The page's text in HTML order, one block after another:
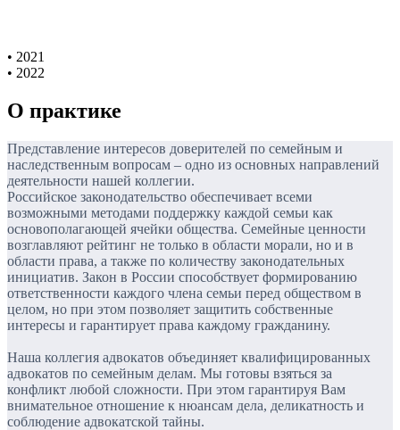
• 2021
• 2022
О практике
Представление интересов доверителей по семейным и
наследственным вопросам – одно из основных направлений
деятельности нашей коллегии.
Российское законодательство обеспечивает всеми
возможными методами поддержку каждой семьи как
основополагающей ячейки общества. Семейные ценности
возглавляют рейтинг не только в области морали, но и в
области права, а также по количеству законодательных
инициатив. Закон в России способствует формированию
ответственности каждого члена семьи перед обществом в
целом, но при этом позволяет защитить собственные
интересы и гарантирует права каждому гражданину.
Наша коллегия адвокатов объединяет квалифицированных
адвокатов по семейным делам. Мы готовы взяться за
конфликт любой сложности. При этом гарантируя Вам
внимательное отношение к нюансам дела, деликатность и
соблюдение адвокатской тайны.